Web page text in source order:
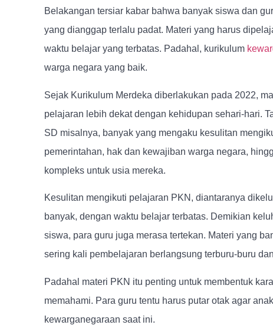
Belakangan tersiar kabar bahwa banyak siswa dan
yang dianggap terlalu padat. Materi yang harus
waktu belajar yang terbatas. Padahal, kurikulum
warga negara yang baik.
Sejak Kurikulum Merdeka diberlakukan pada 2022,
pelajaran lebih dekat dengan kehidupan sehari-hari.
SD misalnya, banyak yang mengaku kesulitan
pemerintahan, hak dan kewajiban warga negara,
kompleks untuk usia mereka.
Kesulitan mengikuti pelajaran PKN, diantaranya
banyak, dengan waktu belajar terbatas. Demikian
siswa, para guru juga merasa tertekan. Materi yang
sering kali pembelajaran berlangsung terburu-buru
Padahal materi PKN itu penting untuk membentuk
memahami. Para guru tentu harus putar otak agar
kewarganegaraan saat ini.